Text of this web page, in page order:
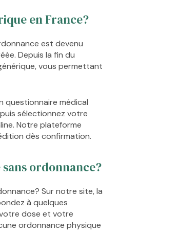
en France?
est devenu
Depuis la fin du
vous permettant
questionnaire médical
sélectionnez votre
Notre plateforme
dès confirmation.
ordonnance?
Sur notre site, la
à quelques
dose et votre
ordonnance physique